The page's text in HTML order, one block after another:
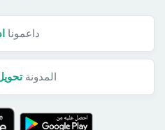
داعمونا
المدونة